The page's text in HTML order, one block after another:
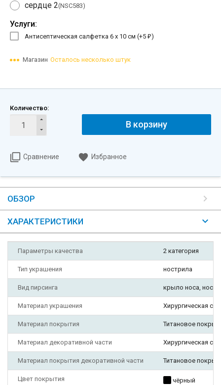
сердце 2(NSC583)
Услуги:
Антисептическая салфетка 6 х 10 см (+5 ₽)
Магазин Осталось несколько штук
Количество:
В корзину
Сравнение Избранное
ОБЗОР
ХАРАКТЕРИСТИКИ
Параметры качества 2 категория
Тип украшения нострила
Вид пирсинга крыло носа, нос
Материал украшения Хирургическая
Материал покрытия Титановое
Материал декоративной части Хирургическая
Материал покрытия декоративной части Титановое
Цвет покрытия чёрный